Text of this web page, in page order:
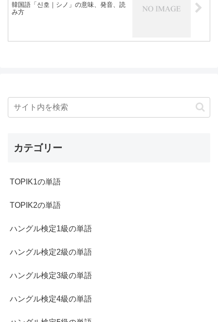
韓国語「신호｜シノ」の意味、発音、読
み方
カテゴリー
TOPIK1の単語
TOPIK2の単語
ハングル検定1級の単語
ハングル検定2級の単語
ハングル検定3級の単語
ハングル検定4級の単語